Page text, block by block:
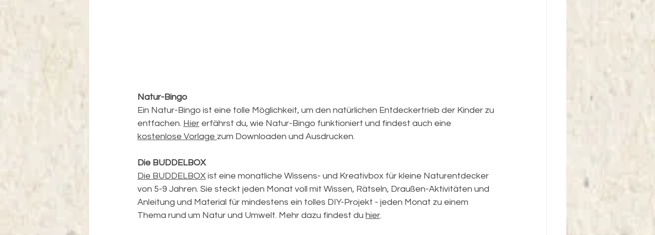
Natur-Bingo
Ein Natur-Bingo ist eine tolle Möglichkeit, um den natürlichen Entdeckertrieb der Kinder zu
entfachen. Hier erfährst du, wie Natur-Bingo funktioniert und findest auch eine
kostenlose Vorlage zum Downloaden und Ausdrucken.
Die BUDDELBOX
Die BUDDELBOX ist eine monatliche Wissens- und Kreativbox für kleine Naturentdecker
von 5-9 Jahren. Sie steckt jeden Monat voll mit Wissen, Rätseln, Draußen-Aktivitäten und
Anleitung und Material für mindestens ein tolles DIY-Projekt - jeden Monat zu einem
Thema rund um Natur und Umwelt. Mehr dazu findest du hier.